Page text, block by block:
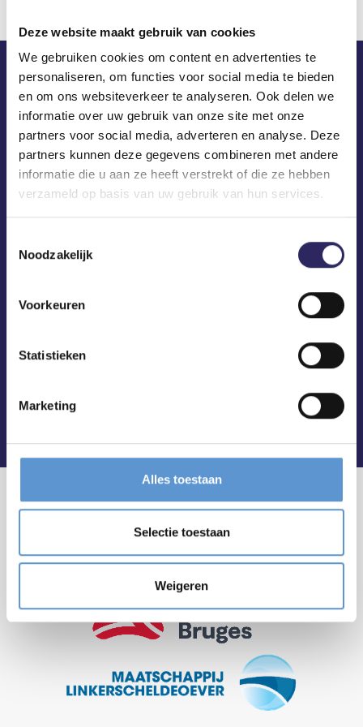
Deze website maakt gebruik van cookies
We gebruiken cookies om content en advertenties te
personaliseren, om functies voor social media te bieden
en om ons websiteverkeer te analyseren. Ook delen we
informatie over uw gebruik van onze site met onze
partners voor social media, adverteren en analyse. Deze
partners kunnen deze gegevens combineren met andere
informatie die u aan ze heeft verstrekt of die ze hebben
verzameld op basis van uw gebruik van hun services.
Noodzakelijk
Voorkeuren
Statistieken
Marketing
Alles toestaan
Selectie toestaan
Weigeren
ECA in je mailbox?